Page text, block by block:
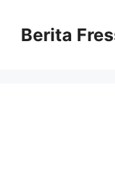
contentBerita